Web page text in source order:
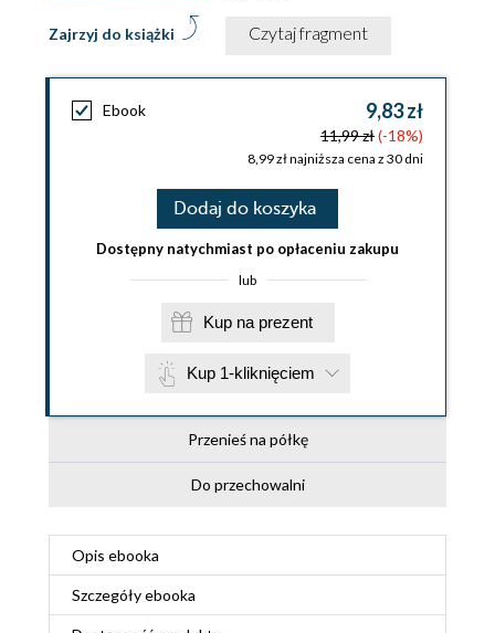
Zajrzyj do książki Czytaj fragment
Ebook 9,83 zł
11,99 zł(-18%)
8,99 zł najniższa cena z 30 dni
Dodaj do koszyka
Dostępny natychmiast po opłaceniu zakupu
lub
Kup na prezent
Kup 1-kliknięciem
Przenieś na półkę
Do przechowalni
Opis ebooka
Szczegółyebooka